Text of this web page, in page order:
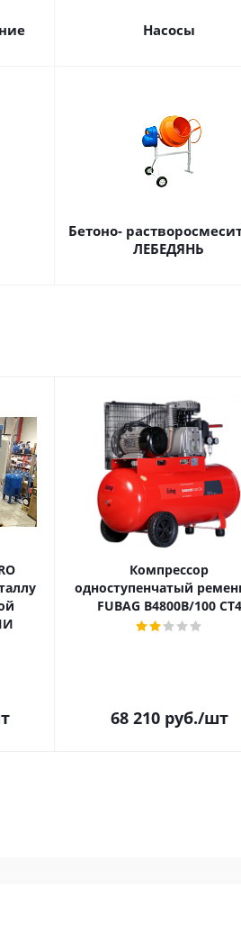
Насосы
Бетоно-
ЛЕБЕДЯНЬ
Компрессор
одноступенчатый
FUBAG В4800В/100 СТ4
68 210руб./шт